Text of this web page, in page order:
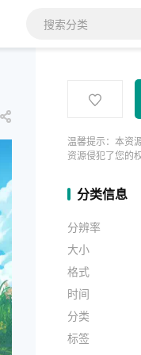
温馨提示：本资
资源侵犯了您的
分类信息
分辨率
大小
格式
时间
分类
标签